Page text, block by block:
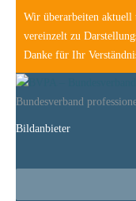
Wir überarbeiten aktuell
vereinzelt zu
Danke für Ihr
Bundesverband
Bildanbieter